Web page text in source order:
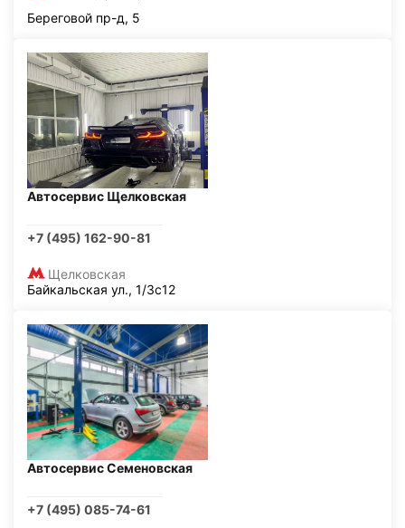
Береговой пр-д, 5
Автосервис Щелковская
+7 (495) 162-90-81
Щелковская
Байкальская ул., 1/3с12
Автосервис Семеновская
+7 (495) 085-74-61